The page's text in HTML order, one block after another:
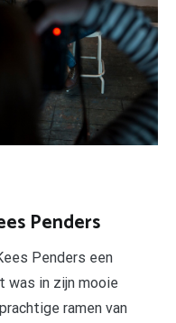
Penders
Penders een
was in zijn mooie
ramen van